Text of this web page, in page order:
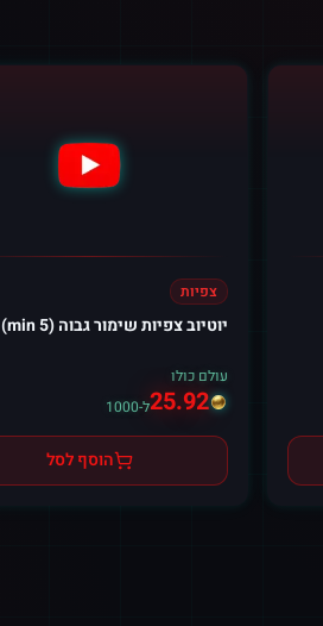
צפיות
יוטיוב צפיות שימור גבוה (5 min)
עולם כולו
25.92ל-1000
הוסף לסל